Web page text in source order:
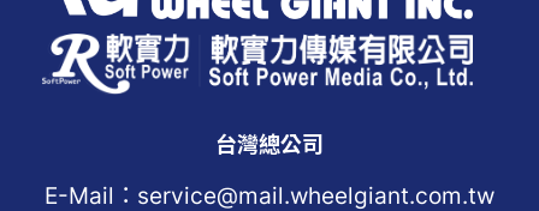
台灣總公司
E-Mail：service@mail.wheelgiant.com.tw